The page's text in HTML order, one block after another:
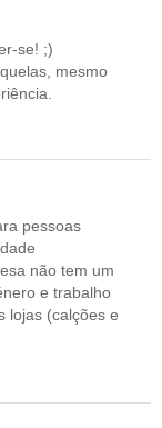
se! ;)
mesmo
pessoas
não tem um
e trabalho
lojas (calções e